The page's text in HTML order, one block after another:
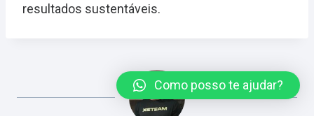
resultados sustentáveis.
Como posso te ajudar?